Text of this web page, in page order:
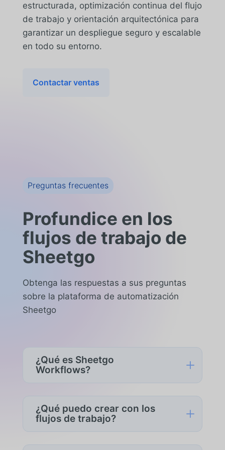
estructurada, optimización continua del flujo
de trabajo y orientación arquitectónica para
garantizar un despliegue seguro y escalable
en todo su entorno.
Contactar ventas
Preguntas frecuentes
Profundice en los
flujos de trabajo de
Sheetgo
Obtenga las respuestas a sus preguntas
sobre la plataforma de automatización
Sheetgo
¿Qué es Sheetgo
Workflows?
L
para crear procesos de automatización
estructurados y de varios pasos
¿Qué puedo crear con los
flujos de trabajo?
L